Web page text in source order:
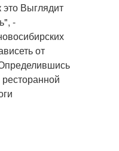
Выглядит
-
от